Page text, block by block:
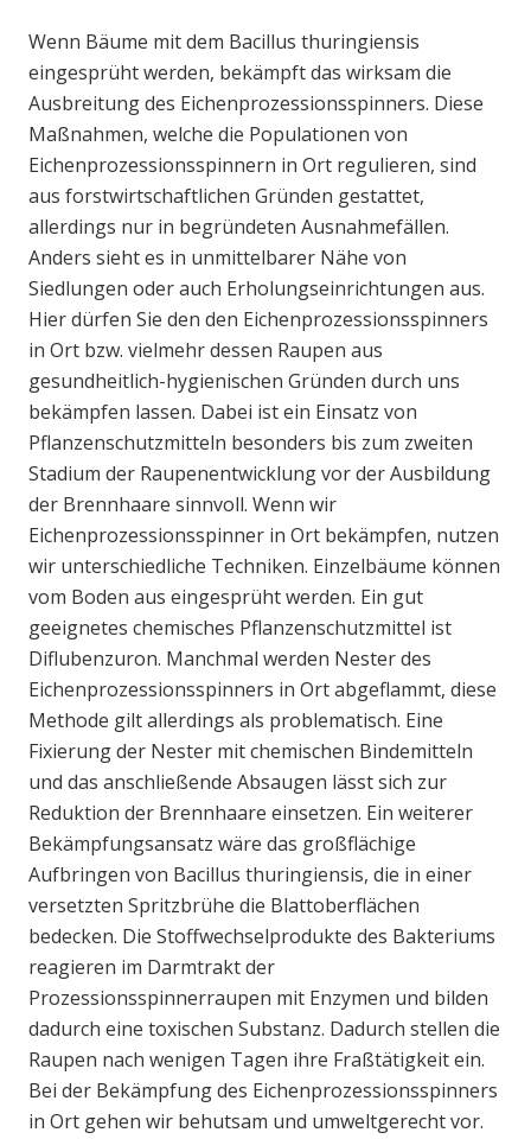
Wenn Bäume mit dem Bacillus thuringiensis
eingesprüht werden, bekämpft das wirksam die
Ausbreitung des Eichenprozessionsspinners. Diese
Maßnahmen, welche die Populationen von
Eichenprozessionsspinnern in Ort regulieren, sind
aus forstwirtschaftlichen Gründen gestattet,
allerdings nur in begründeten Ausnahmefällen.
Anders sieht es in unmittelbarer Nähe von
Siedlungen oder auch Erholungseinrichtungen aus.
Hier dürfen Sie den den Eichenprozessionsspinners
in Ort bzw. vielmehr dessen Raupen aus
gesundheitlich-hygienischen Gründen durch uns
bekämpfen lassen. Dabei ist ein Einsatz von
Pflanzenschutzmitteln besonders bis zum zweiten
Stadium der Raupenentwicklung vor der Ausbildung
der Brennhaare sinnvoll. Wenn wir
Eichenprozessionsspinner in Ort bekämpfen, nutzen
wir unterschiedliche Techniken. Einzelbäume können
vom Boden aus eingesprüht werden. Ein gut
geeignetes chemisches Pflanzenschutzmittel ist
Diflubenzuron. Manchmal werden Nester des
Eichenprozessionsspinners in Ort abgeflammt, diese
Methode gilt allerdings als problematisch. Eine
Fixierung der Nester mit chemischen Bindemitteln
und das anschließende Absaugen lässt sich zur
Reduktion der Brennhaare einsetzen. Ein weiterer
Bekämpfungsansatz wäre das großflächige
Aufbringen von Bacillus thuringiensis, die in einer
versetzten Spritzbrühe die Blattoberflächen
bedecken. Die Stoffwechselprodukte des Bakteriums
reagieren im Darmtrakt der
Prozessionsspinnerraupen mit Enzymen und bilden
dadurch eine toxischen Substanz. Dadurch stellen die
Raupen nach wenigen Tagen ihre Fraßtätigkeit ein.
Bei der Bekämpfung des Eichenprozessionsspinners
in Ort gehen wir behutsam und umweltgerecht vor.